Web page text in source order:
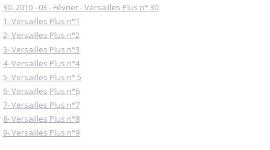
30- 2010 - 03 - Février - Versailles Plus n° 30
1- Versailles Plus n°1
2- Versailles Plus n°2
3- Versailles Plus n°3
4- Versailles Plus n°4
5- Versailles Plus n° 5
6- Versailles Plus n°6
7- Versailles Plus n°7
8- Versailles Plus n°8
9- Versailles Plus n°9